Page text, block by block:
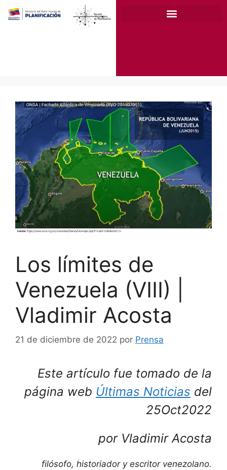
Los límites de
Venezuela (VIII) |
Vladimir Acosta
21 de diciembre de 2022 por Prensa
Este artículo fue tomado de la
página web Últimas Noticias del
25Oct2022
por Vladimir Acosta
filósofo, historiador y escritor venezolano.